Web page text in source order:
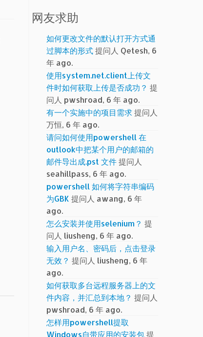
网友求助
如何更改文件的默认打开方式通
过脚本的形式提问人 Qetesh, 6
年 ago.
使用system.net.client上传文
件时如何获取上传是否成功？ 提
问人 pwshroad, 6 年 ago.
有一个实施中的项目需求提问人
万恒, 6 年 ago.
请问如何使用powershell 在
outlook中把某个用户的邮箱的
邮件导出成.pst 文件提问人
seahillpass, 6 年 ago.
powershell 如何将字符串编码
为GBK 提问人 awang, 6 年
ago.
怎么安装并使用selenium？ 提
问人 liusheng, 6 年 ago.
输入用户名、密码后，点击登录
无效？ 提问人 liusheng, 6 年
ago.
如何获取多台远程服务器上的文
件内容，并汇总到本地？ 提问人
pwshroad, 6 年 ago.
怎样用powershell提取
Windows自带应用的安装包提